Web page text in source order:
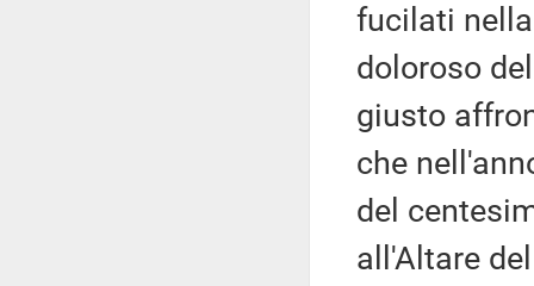
fucilati
doloroso
giusto
che
del
all'Altare